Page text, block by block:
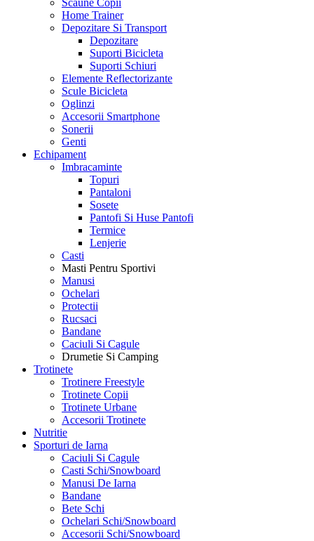
Scaune Copii
Home Trainer
Depozitare Si Transport
Depozitare
Suporti Bicicleta
Suporti Schiuri
Elemente Reflectorizante
Scule Bicicleta
Oglinzi
Accesorii Smartphone
Sonerii
Genti
Echipament
Imbracaminte
Topuri
Pantaloni
Sosete
Pantofi Si Huse Pantofi
Termice
Lenjerie
Casti
Masti Pentru Sportivi
Manusi
Ochelari
Protectii
Rucsaci
Bandane
Caciuli Si Cagule
Drumetie Si Camping
Trotinete
Trotinere Freestyle
Trotinete Copii
Trotinete Urbane
Accesorii Trotinete
Nutritie
Sporturi de Iarna
Caciuli Si Cagule
Casti Schi/Snowboard
Manusi De Iarna
Bandane
Bete Schi
Ochelari Schi/Snowboard
Accesorii Schi/Snowboard